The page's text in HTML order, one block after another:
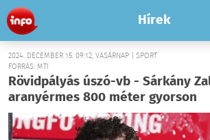
Hírek
2024. DECEMBER 15. 09:12, VASÁRNAP | SPORT
FORRÁS: MTI
Rövidpályás úszó-vb - Sárkány
aranyérmes 800 méter gyorson